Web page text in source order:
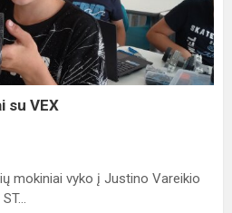
su VEX
mokiniai vyko į Justino Vareikio